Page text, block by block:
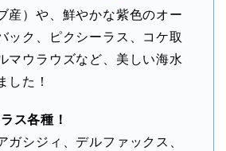
産）や、鮮やかな紫色のオー
ック、ピクシーラス、コケ取
マウラウズなど、美しい海水
した！
ス各種！
ガシジィ、デルファックス、